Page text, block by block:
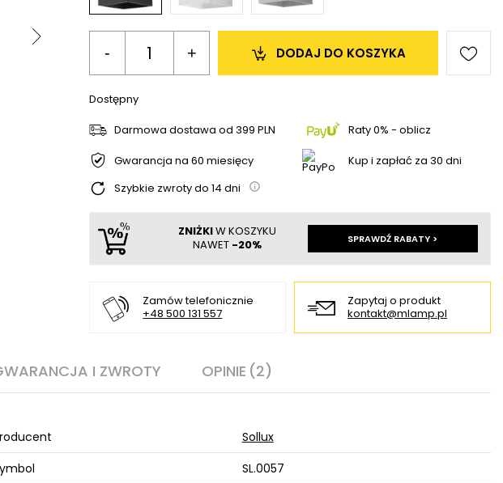
- + DO KOSZYKA
Dostępny
Darmowa dostawa od399 PLN
Raty 0% - oblicz
Gwarancja na 60 miesięcy
Kup i zapłać za 30 dni
Szybkie zwroty do 14 dni
ZNIŻKIW KOSZYKU
NAWET -20% SPRAWDŹ RABATY >
Zamów telefonicznie
+48 500 131 557
Zapytaj o produkt
kontakt@mlamp.pl
I ZWROTY OPINIE (2)
Sollux
SL.0057